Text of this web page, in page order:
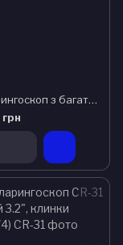
Відеоларингоскоп з багаторазовими клинками з 2-ма ручками з клинками